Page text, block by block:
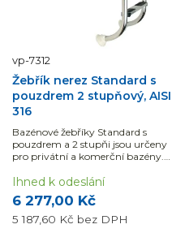
vp-7312
Žebřík nerez Standard s
pouzdrem 2 stupňový, AISI
316
Bazénové žebříky Standard s
pouzdrem a 2 stupňi jsou určeny
pro privátní a komerční bazény.
AISI 316 průměru 43 mm.
6 277,00 Kč
5 187,60 Kč bez DPH
Ihned k odeslání